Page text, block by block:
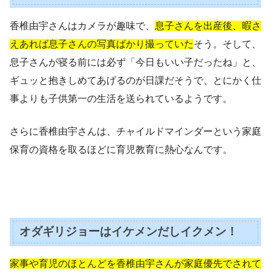
香椎由宇さんはカメラが趣味で、 息子さんを出産後、暇さ
えあれば息子さんの写真ばかり撮っていたそう。そして、
息子さんが寝る前には必ず「今日もいい子だったね」と、
ギュッと抱きしめてあげるのが日課だそうで、とにかく仕
事よりも子供第一の生活を送られているようです。
さらに香椎由宇さんは、チャイルドマインダーという家庭
保育の資格を取るほどに育児教育に熱心なんです。
オダギリジョーはイケメンだしイクメン！
家事や育児のほとんどを香椎由宇さんが家庭優先でされて